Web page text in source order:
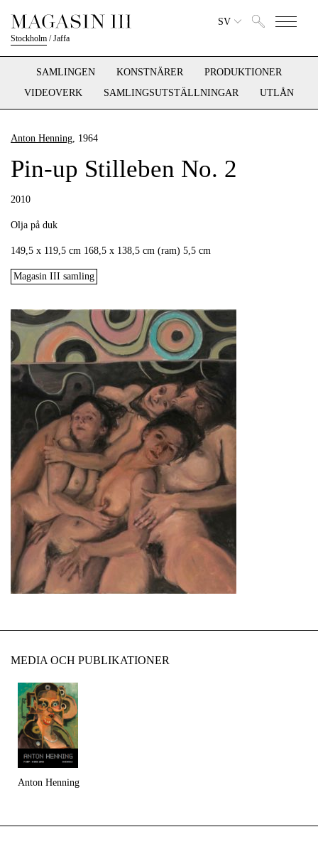
Stockholm /Jaffa
SV
SAMLINGEN KONSTNÄRER
PRODUKTIONER
VIDEOVERK
SAMLINGSUTSTÄLLNINGAR UTLÅN
Anton Henning, 1964
Pin-up Stilleben No. 2
2010
Olja på duk
149,5 x 119,5 cm 168,5 x 138,5 cm (ram) 5,5 cm
Magasin III samling
MEDIA OCH PUBLIKATIONER
Anton Henning